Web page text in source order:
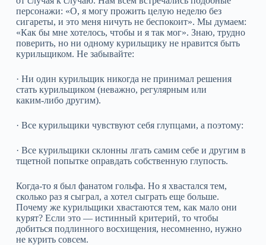
персонажи: «О, я могу прожить целую неделю без
сигареты, и это меня ничуть не беспокоит». Мы думаем:
«Как бы мне хотелось, чтобы и я так мог». Знаю, трудно
поверить, но ни одному курильщику не нравится быть
курильщиком. Не забывайте:
· Ни один курильщик никогда не принимал решения
стать курильщиком (неважно, регулярным или
каким‑либо другим).
· Все курильщики чувствуют себя глупцами, а поэтому:
· Все курильщики склонны лгать самим себе и другим в
тщетной попытке оправдать собственную глупость.
Когда‑то я был фанатом гольфа. Но я хвастался тем,
сколько раз я сыграл, а хотел сыграть еще больше.
Почему же курильщики хвастаются тем, как мало они
курят? Если это — истинный критерий, то чтобы
добиться подлинного восхищения, несомненно, нужно
не курить совсем.